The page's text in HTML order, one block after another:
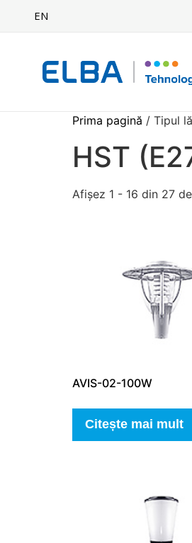
EN
Prima pagină / Tipul
HST
Afișez 1 - 16 din 27
AVIS-02-100W
Citește mai mult